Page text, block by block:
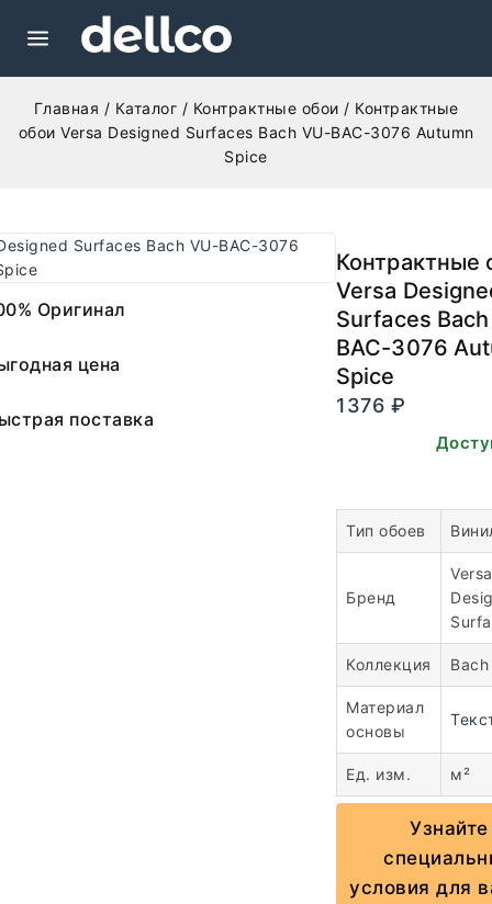
Главная / Каталог / Контрактные обои / Контрактные
обои Versa Designed Surfaces Bach VU-BAC-3076 Autumn
Spice
Оригинал
цена
поставка
Контрактные
Versa
Surfaces
BAC-3076
Spice
1376 ₽
В наличии.
Тип обоев
Бренд
Versa
Коллекция Bach
Материал
основы
Ед. изм. м²
Узнайте
условия для